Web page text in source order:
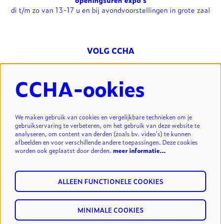
di t/m zo van 13-17 u en bij avondvoorstellingen in grote zaal
VOLG CCHA
INSCHRIJVEN
CCHA-ookies
We maken gebruik van cookies en vergelijkbare technieken om je
gebruikservaring te verbeteren, om het gebruik van deze website te
analyseren, om content van derden (zoals bv. video’s) te kunnen
afbeelden en voor verschillende andere toepassingen. Deze cookies
worden ook geplaatst door derden. meer informatie…
ALLEEN FUNCTIONELE COOKIES
MINIMALE COOKIES